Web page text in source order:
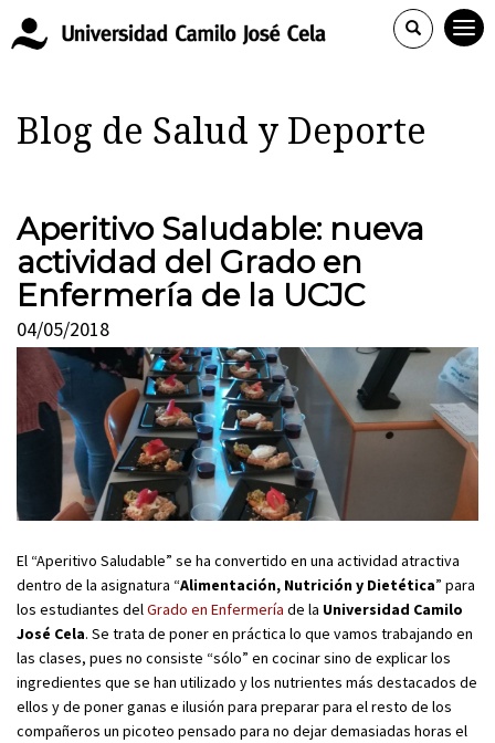
Blog de Salud y Deporte
Aperitivo Saludable: nueva
actividad del Grado en
Enfermería de la UCJC
04/05/2018
El “Aperitivo Saludable” se ha convertido en una actividad atractiva
dentro de la asignatura “Alimentación, Nutrición y Dietética” para
los estudiantes del Grado en Enfermería de la Universidad Camilo
José Cela. Se trata de poner en práctica lo que vamos trabajando en
las clases, pues no consiste “sólo” en cocinar sino de explicar los
ingredientes que se han utilizado y los nutrientes más destacados de
ellos y de poner ganas e ilusión para preparar para el resto de los
compañeros un picoteo pensado para no dejar demasiadas horas el